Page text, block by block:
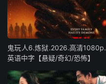
鬼玩人6.炼狱.2026.高清1080p.
英语中字【悬疑/奇幻/恐怖】